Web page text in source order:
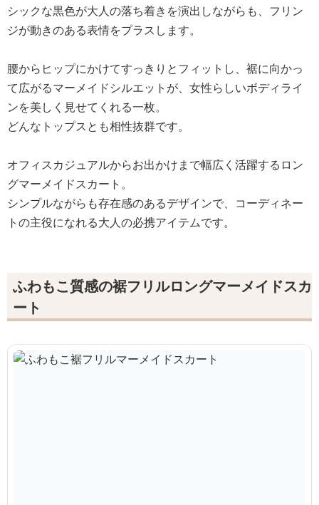
シックな黒色が大人の落ち着きを演出しながらも、フリン
ジが動きのある表情をプラスします。
腰からヒップにかけてすっきりとフィットし、裾に向かっ
て広がるマーメイドシルエットが、女性らしいボディライ
ンを美しく見せてくれる一枚。
どんなトップスとも相性抜群です。
オフィスカジュアルからお出かけまで幅広く活躍するロン
グマーメイドスカート。
シンプルながらも存在感のあるデザインで、コーディネー
トの主役になれる大人の必携アイテムです。
ふわもこ質感の裾フリルロングマーメイドスカ
ート